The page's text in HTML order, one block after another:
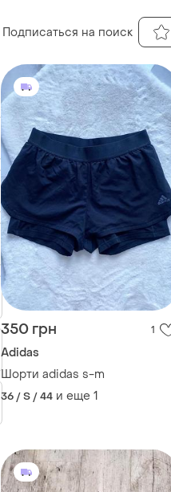
350 грн 1
Adidas
Шорти adidas s-m
36 / S / 44 и еще 1
Подписаться на поиск